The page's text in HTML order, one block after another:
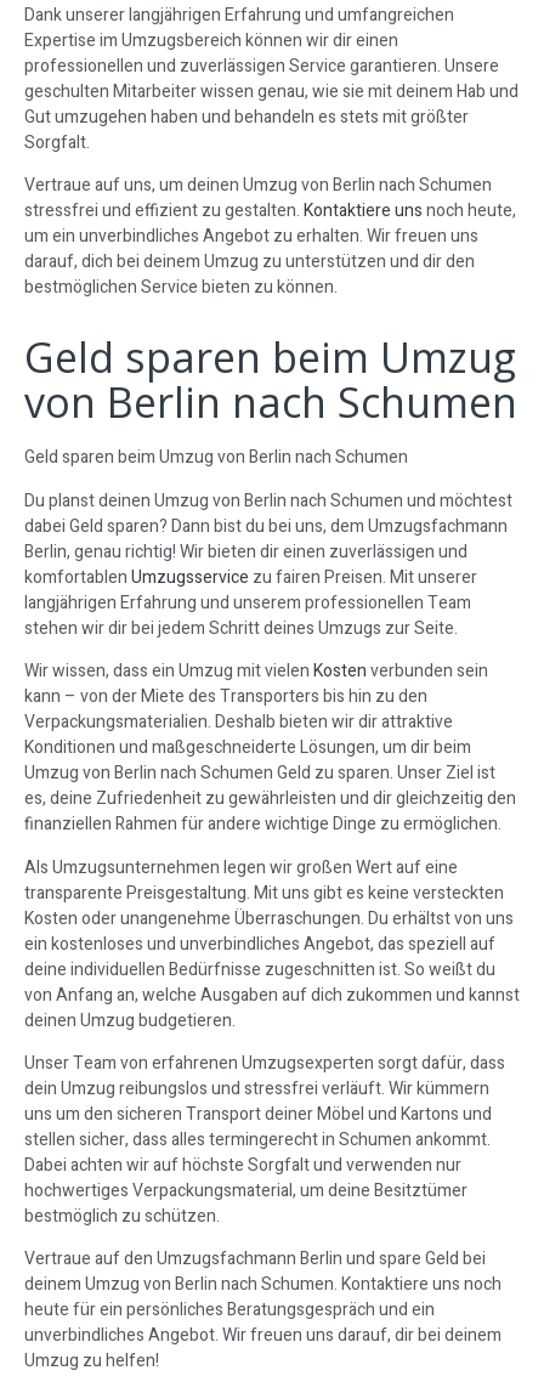
Dank unserer langjährigen Erfahrung und umfangreichen
Expertise im Umzugsbereich können wir dir einen
professionellen und zuverlässigen Service garantieren. Unsere
geschulten Mitarbeiter wissen genau, wie sie mit deinem Hab und
Gut umzugehen haben und behandeln es stets mit größter
Sorgfalt.
Vertraue auf uns, um deinen Umzug von Berlin nach Schumen
stressfrei und effizient zu gestalten.Kontaktiere unsnoch heute,
um ein unverbindliches Angebot zu erhalten. Wir freuen uns
darauf, dich bei deinem Umzug zu unterstützen und dir den
bestmöglichen Service bieten zu können.
Geld sparen beim Umzug
von Berlin nach Schumen
Geld sparen beim Umzug von Berlin nach Schumen
Du planst deinen Umzug von Berlin nach Schumen und möchtest
dabei Geld sparen? Dann bist du bei uns, dem Umzugsfachmann
Berlin, genau richtig! Wir bieten dir einen zuverlässigen und
komfortablenUmzugsservice zu fairen Preisen. Mit unserer
langjährigen Erfahrung und unserem professionellen Team
stehen wir dir bei jedem Schritt deines Umzugs zur Seite.
Wir wissen, dass ein Umzug mit vielenKostenverbunden sein
kann – von der Miete des Transporters bis hin zu den
Verpackungsmaterialien. Deshalb bieten wir dir attraktive
Konditionen und maßgeschneiderte Lösungen, um dir beim
Umzug von Berlin nach Schumen Geld zu sparen. Unser Ziel ist
es, deine Zufriedenheit zu gewährleisten und dir gleichzeitig den
finanziellen Rahmen für andere wichtige Dinge zu ermöglichen.
Als Umzugsunternehmen legen wir großen Wert auf eine
transparente Preisgestaltung. Mit uns gibt es keine versteckten
Kosten oder unangenehme Überraschungen. Du erhältst von uns
ein kostenloses und unverbindliches Angebot, das speziell auf
deine individuellen Bedürfnisse zugeschnitten ist. So weißt du
von Anfang an, welche Ausgaben auf dich zukommen und kannst
deinen Umzug budgetieren.
Unser Team von erfahrenen Umzugsexperten sorgt dafür, dass
dein Umzug reibungslos und stressfrei verläuft. Wir kümmern
uns um den sicheren Transport deiner Möbel und Kartons und
stellen sicher, dass alles termingerecht in Schumen ankommt.
Dabei achten wir auf höchste Sorgfalt und verwenden nur
hochwertiges Verpackungsmaterial, um deine Besitztümer
bestmöglich zu schützen.
Vertraue auf den Umzugsfachmann Berlin und spare Geld bei
deinem Umzug von Berlin nach Schumen. Kontaktiere uns noch
heute für ein persönliches Beratungsgespräch und ein
unverbindliches Angebot. Wir freuen uns darauf, dir bei deinem
Umzug zu helfen!